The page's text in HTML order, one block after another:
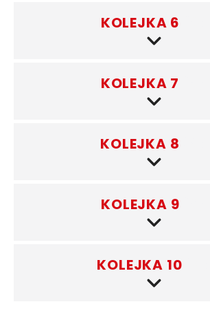
KOLEJKA 6
KOLEJKA 7
KOLEJKA 8
KOLEJKA 9
KOLEJKA 10